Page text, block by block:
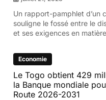
Un rapport-pamphlet d’un
souligne le fossé entre le
et ses exigences en
Economie
Le Togo obtient 429
la Banque mondiale
Route 2026-2031